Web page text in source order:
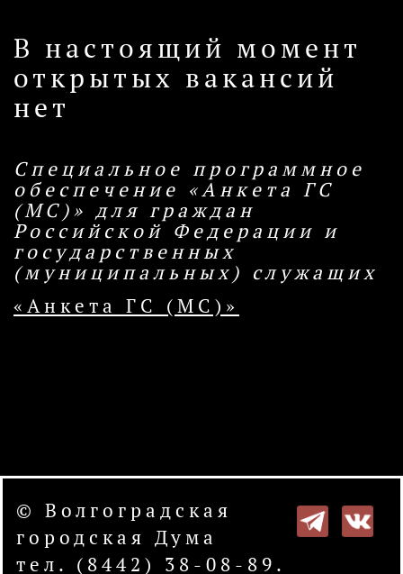
В настоящий момент
открытых вакансий
нет
Специальное программное
обеспечение «Анкета ГС
(МС)» для граждан
Российской Федерации и
государственных
(муниципальных) служащих
«Анкета ГС (МС)»
© Волгоградская
городская Дума
тел. (8442) 38-08-89.